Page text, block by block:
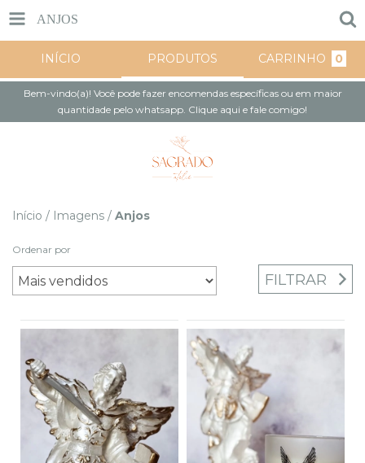
ANJOS
INÍCIO PRODUTOS CARRINHO 0
Bem-vindo(a)! Você pode fazer encomendas específicas ou em maior
quantidade pelo whatsapp. Clique aqui e fale comigo!
Início / Imagens / Anjos
Ordenar por
FILTRAR